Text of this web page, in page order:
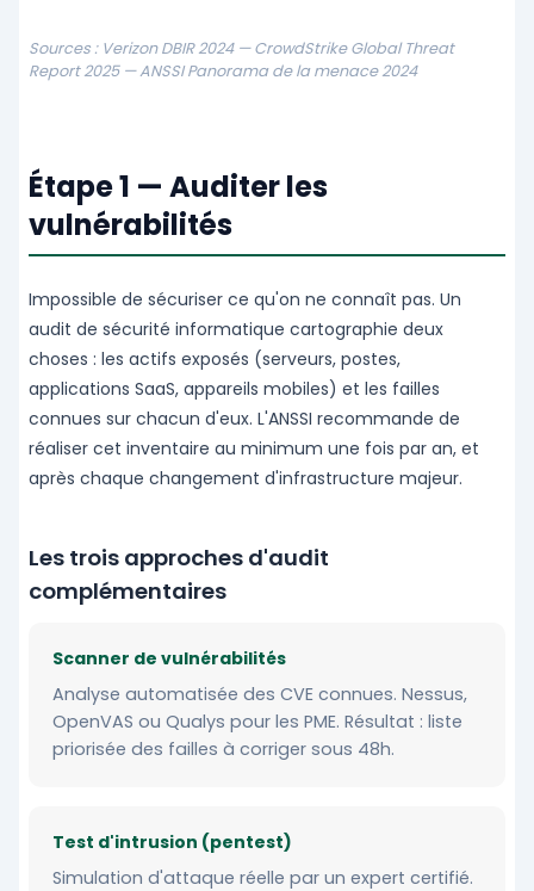
Sources : Verizon DBIR 2024 — CrowdStrike Global Threat
Report 2025 — ANSSI Panorama de la menace 2024
Étape 1 — Auditer les
vulnérabilités
Impossible de sécuriser ce qu'on ne connaît pas. Un
audit de sécurité informatique cartographie deux
choses : les actifs exposés (serveurs, postes,
applications SaaS, appareils mobiles) et les failles
connues sur chacun d'eux. L'ANSSI recommande de
réaliser cet inventaire au minimum une fois par an, et
après chaque changement d'infrastructure majeur.
Les trois approches d'audit
complémentaires
Scanner de vulnérabilités
Analyse automatisée des CVE connues. Nessus,
OpenVAS ou Qualys pour les PME. Résultat : liste
priorisée des failles à corriger sous 48h.
Test d'intrusion (pentest)
Simulation d'attaque réelle par un expert certifié.